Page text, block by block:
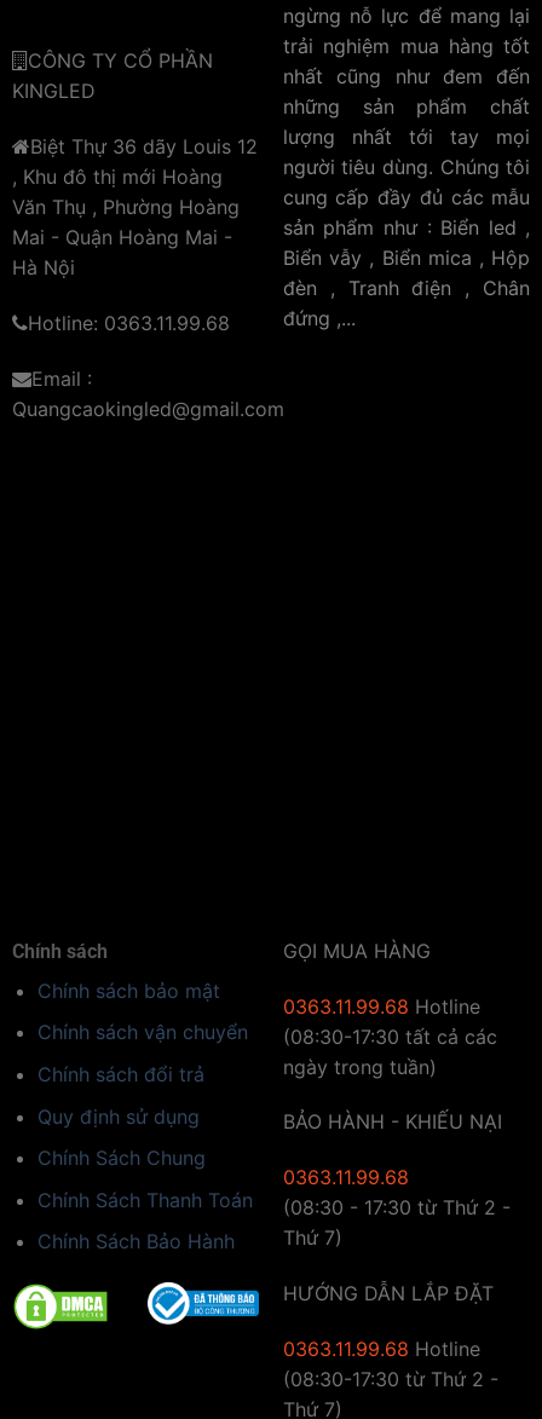
CÔNG TY CỔ PHẦN
KINGLED
Biệt Thự 36 dãy Louis 12
, Khu đô thị mới Hoàng
Văn Thụ , Phường Hoàng
Mai - Quận Hoàng Mai -
Hà Nội
Hotline: 0363.11.99.68
Email :
Quangcaokingled@gmail.com
ngừng nỗ lực để mang lại
trải nghiệm mua hàng tốt
nhất cũng như đem đến
những sản phẩm chất
lượng nhất tới tay mọi
người tiêu dùng. Chúng tôi
cung cấp đầy đủ các mẫu
sản phẩm như : Biển led ,
Biển vẫy , Biển mica , Hộp
đèn , Tranh điện , Chân
đứng ,...
Chính sách
Chính sách bảo mật
Chính sách vận chuyển
Chính sách đổi trả
Quy định sử dụng
Chính Sách Chung
Chính Sách Thanh Toán
Chính Sách Bảo Hành
GỌI MUA HÀNG
0363.11.99.68 Hotline
(08:30-17:30 tất cả các
ngày trong tuần)
BẢO HÀNH - KHIẾU NẠI
0363.11.99.68
(08:30 - 17:30 từ Thứ 2 -
Thứ 7)
HƯỚNG DẪN LẮP ĐẶT
0363.11.99.68 Hotline
(08:30-17:30 từ Thứ 2 -
Thứ 7)